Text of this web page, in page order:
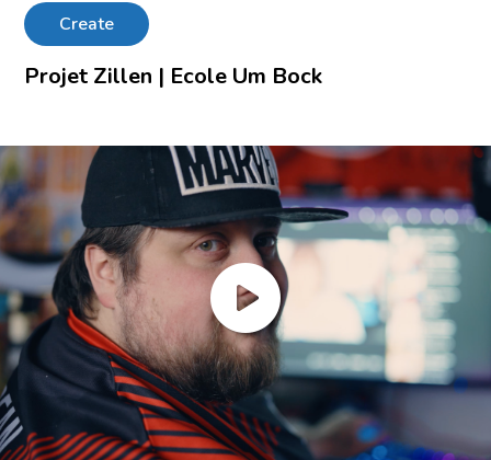
Create
Projet Zillen | Ecole Um Bock